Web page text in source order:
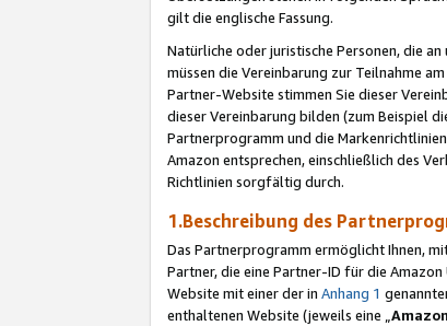
gilt die englische Fassung.
Natürliche oder juristische Personen, die
müssen die Vereinbarung zur Teilnahme
Partner-Website stimmen Sie dieser
dieser Vereinbarung bilden (zum Beispiel
Partnerprogramm und die
Amazon entsprechen, einschließlich des
Richtlinien sorgfältig durch.
1.Beschreibung des
Das Partnerprogramm ermöglicht Ihnen,
Partner, die eine Partner-ID für die
Website mit einer der in Anhang 1
enthaltenen Website (jeweils eine „